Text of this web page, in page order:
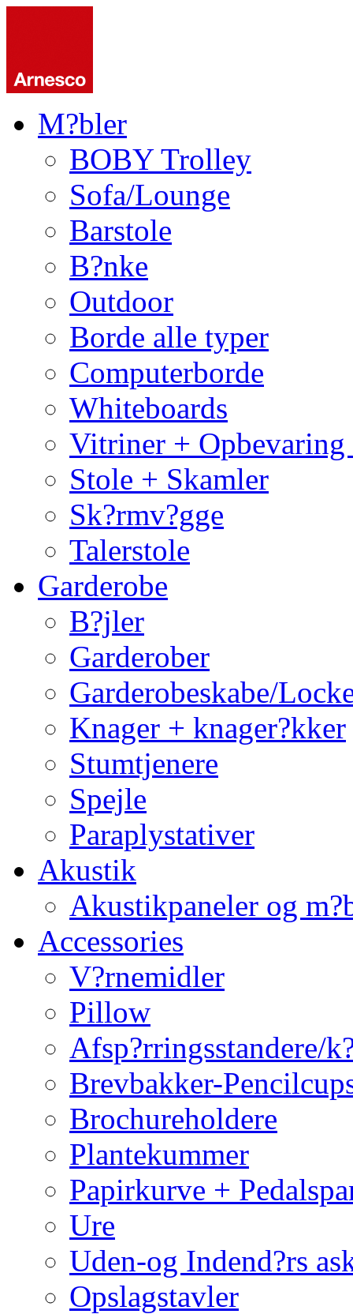
M?bler
BOBY Trolley
Sofa/Lounge
Barstole
B?nke
Outdoor
Borde alle typer
Computerborde
Whiteboards
Vitriner +
Stole + Skamler
Sk?rmv?gge
Talerstole
Garderobe
B?jler
Garderober
Garderobeskabe/
Knager + knager?kker
Stumtjenere
Spejle
Paraplystativer
Akustik
Akustikpaneler og
Accessories
V?rnemidler
Pillow
Afsp?rringsstandere/
Brevbakker-
Brochureholdere
Plantekummer
Papirkurve +
Ure
Uden-og Indend?rs
Opslagstavler